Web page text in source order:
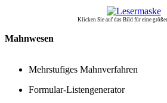
Klicken Sie auf das Bild für eine
Mahnwesen
Mehrstufiges Mahnverfahren
Formular-Listengenerator